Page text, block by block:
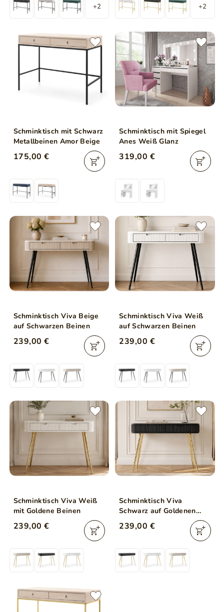
+2 +2
Schminktisch mit Schwarz
Metallbeinen Amor Beige
175,00 €
Schminktisch mit Spiegel
Anes Weiß Glanz
319,00 €
Schminktisch Viva Beige
auf Schwarzen Beinen
239,00 €
Schminktisch Viva Weiß
auf Schwarzen Beinen
239,00 €
Schminktisch Viva Weiß
mit Goldene Beinen
239,00 €
Schminktisch Viva
Schwarz auf Goldenen
Beinen
239,00 €